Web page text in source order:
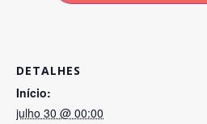
DETALHES
Início:
julho 30 @ 00:00